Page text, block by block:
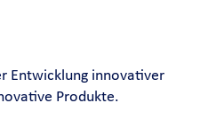
Entwicklung innovativer
Produkte.